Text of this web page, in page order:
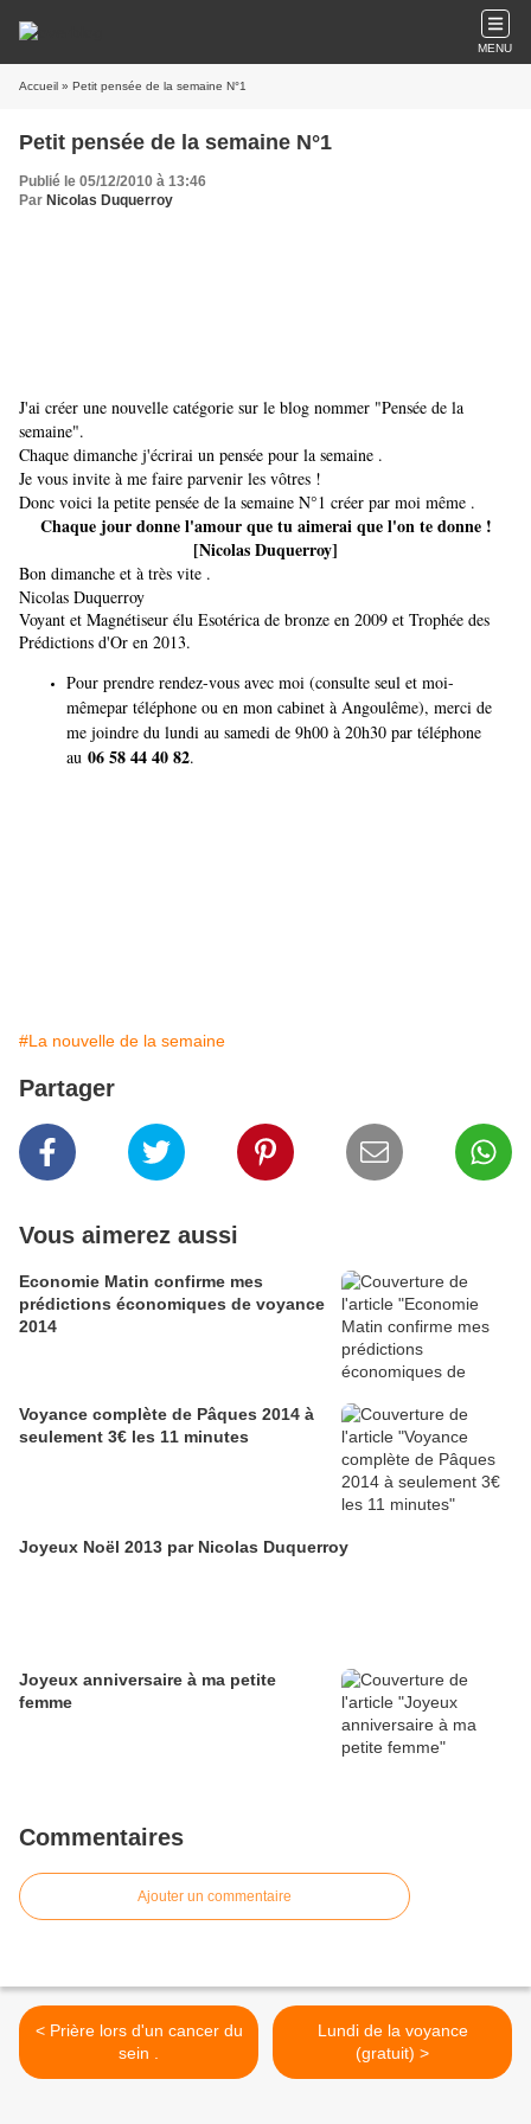
MENU
Accueil » Petit pensée de la semaine N°1
Petit pensée de la semaine N°1
Publié le 05/12/2010 à 13:46
Par Nicolas Duquerroy
J'ai créer une nouvelle catégorie sur le blog nommer "Pensée de la
semaine".
Chaque dimanche j'écrirai un pensée pour la semaine .
Je vous invite à me faire parvenir les vôtres !
Donc voici la petite pensée de la semaine N°1 créer par moi même .
Chaque jour donne l'amour que tu aimerai que l'on te donne !
[Nicolas Duquerroy]
Bon dimanche et à très vite .
Nicolas Duquerroy
Voyant et Magnétiseur élu Esotérica de bronze en 2009 et Trophée des
Prédictions d'Or en 2013.
Pour prendre rendez-vous avec moi (consulte seul et moi-
mêmepar téléphone ou en mon cabinet à Angoulême), merci de
me joindre du lundi au samedi de 9h00 à 20h30 par téléphone
au 06 58 44 40 82.
#La nouvelle de la semaine
Partager
Vous aimerez aussi
Economie Matin confirme mes
prédictions économiques de voyance
2014
Voyance complète de Pâques 2014 à
seulement 3€ les 11 minutes
Joyeux Noël 2013 par Nicolas Duquerroy
Joyeux anniversaire à ma petite
femme
Commentaires
Ajouter un commentaire
< Prière lors d'un cancer du
sein .
Lundi de la voyance
(gratuit) >